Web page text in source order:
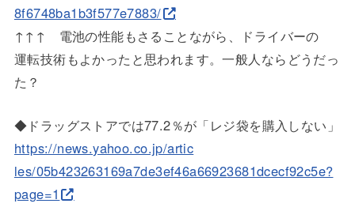
8f6748ba1b3f577e7883/
↑↑↑ 電池の性能もさることながら、ドライバーの
運転技術もよかったと思われます。一般人ならどうだっ
た？
◆ドラッグストアでは77.2％が「レジ袋を購入しない」
https://news.yahoo.co.jp/artic
les/05b423263169a7de3ef46a66923681dcecf92c5e?
page=1